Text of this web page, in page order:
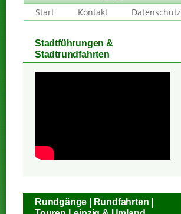
Start
Kontakt Datenschutz
Stadtführungen &
Stadtrundfahrten
Rundgänge | Rundfahrten |